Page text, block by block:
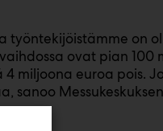
työntekijöistämme on
ovat pian 100
miljoona euroa pois.
sanoo